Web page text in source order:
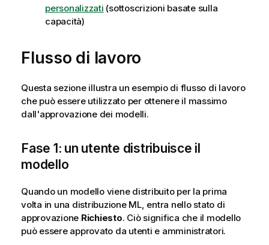
personalizzati (sottoscrizioni basate sulla
capacità)
Flusso di lavoro
Questa sezione illustra un esempio di flusso di lavoro
che può essere utilizzato per ottenere il massimo
dall'approvazione dei modelli.
Fase 1: un utente distribuisce il
modello
Quando un modello viene distribuito per la prima
volta in una distribuzione ML, entra nello stato di
approvazione Richiesto. Ciò significa che il modello
può essere approvato da utenti e amministratori.